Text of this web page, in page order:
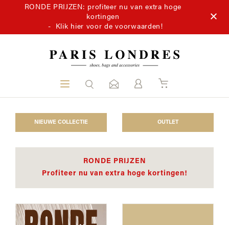
RONDE PRIJZEN: profiteer nu van extra hoge
kortingen
- Klik hier voor de voorwaarden!
NIEUWE COLLECTIE OUTLET
RONDE PRIJZEN
Profiteer nu van extra hoge kortingen!